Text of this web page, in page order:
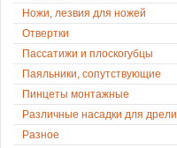
Ножи, лезвия для ножей
Отвертки
Пассатижи и плоскогубцы
Паяльники, сопутствующие
Пинцеты монтажные
Различные насадки для дрели
Разное